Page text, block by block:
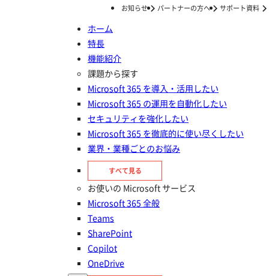
お知らせ パートナーの方へ サポート資料
ホーム
特長
機能紹介
課題から探す
Microsoft 365 を導入・活用したい
Microsoft 365 の運用を自動化したい
セキュリティを強化したい
Microsoft 365 を徹底的に使い尽くしたい
業界・業種ごとのお悩み
すべて見る
お使いの Microsoft サービス
Microsoft 365 全般
Teams
SharePoint
Copilot
OneDrive
ナレッジ/コラム
ナレッジ/コラム
Microsoft 365 の導入の記事一覧
はじめての365運用
​​Microsoft 365 Entra ID とは？認証周りだけじゃな
い、充実の機能やメリット​